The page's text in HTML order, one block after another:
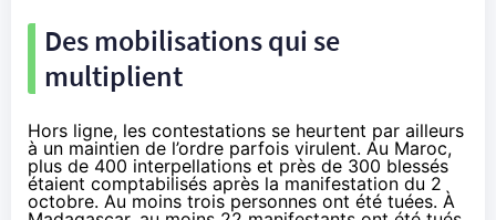
Des mobilisations qui se
multiplient
Hors ligne, les contestations se heurtent par ailleurs
à un maintien de l’ordre parfois virulent. Au Maroc,
plus de 400 interpellations et près de 300 blessés
étaient comptabilisés après la manifestation du 2
octobre. Au moins trois personnes ont été tuées. À